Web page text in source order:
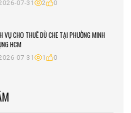
07-31 2 0
VỤ CHO THUÊ DÙ CHE TẠI PHƯỜNG MINH
HCM
07-31 1 0